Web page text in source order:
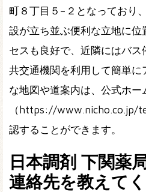
町８丁目５−２となっており
設が立ち並ぶ便利な立地に位
セスも良好で、近隣にはバ
共交通機関を利用して簡単
な地図や道案内は、公式ホー
（https://www.nicho.co.jp/
認することができます。
日本調剤 下関薬
連絡先を教えて